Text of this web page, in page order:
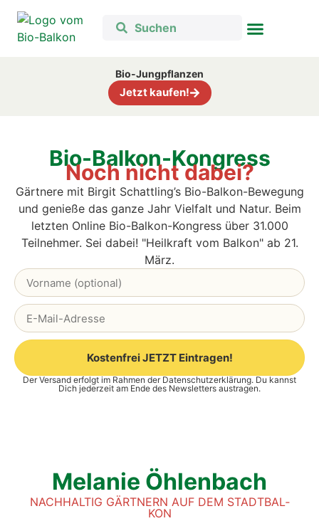
Bio-Jungpflanzen
Jetzt kaufen!
Mela­nie Öhlenbach
NACH­HAL­TIG GÄRT­NERN AUF DEM STADT­BAL­
KON
Bio-Balkon-Kongress
Noch nicht dabei?
Gärtnere mit Birgit Schattling’s Bio-Balkon-Bewegung
und genieße das ganze Jahr Vielfalt und Natur. Beim
letzten Online Bio-Balkon-Kongress über 31.000
Teilnehmer. Sei dabei! "Heilkraft vom Balkon" ab 21.
März.
Kostenfrei JETZT Eintragen!
Alternative:
Der Versand erfolgt im Rahmen der Datenschutzerklärung. Du kannst
Dich jederzeit am Ende des Newsletters austragen.